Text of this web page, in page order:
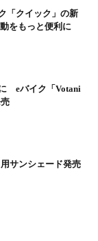
「クイック」の新
をもっと便利に
eバイク「Votani
サンシェード発売